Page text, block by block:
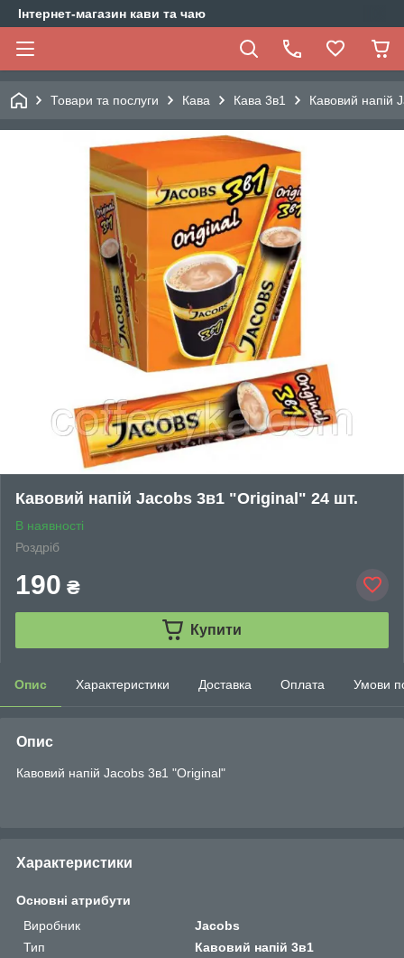
Інтернет-магазин кави та чаю
Товари та послуги Кава Кава 3в1 Кавовий напій
Кавовий напій Jacobs 3в1 "Original" 24 шт.
В наявності
Роздріб
190 ₴
Купити
Опис Характеристики Доставка Оплата Умови
Опис
Кавовий напій Jacobs 3в1 "Original"
Характеристики
Основні атрибути
Виробник
Jacobs
Тип
Кавовий напій 3в1